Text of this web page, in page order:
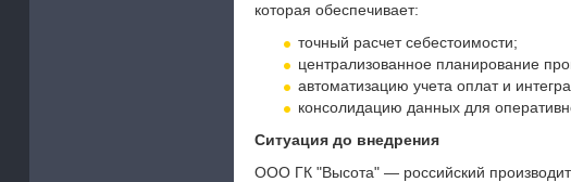
которая обеспечивает:
точный расчет себестоимости;
централизованное планирование
автоматизацию учета оплат и
консолидацию данных для
Ситуация до внедрения
ООО ГК "Высота" — российский